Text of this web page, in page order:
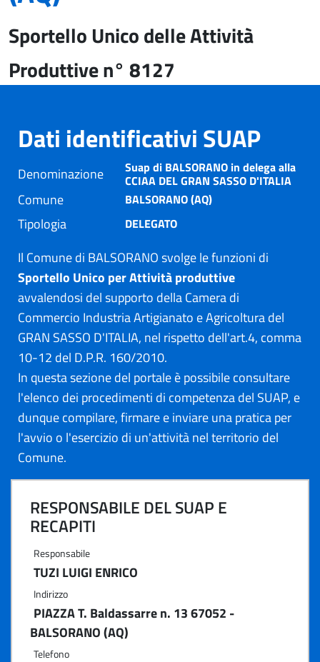
Sportello Unico delle Attività
Produttive n° 8127
Dati identificativi SUAP
Denominazione Suap di BALSORANO in delega alla
CCIAA DEL GRAN SASSO D'ITALIA
Comune BALSORANO (AQ)
Tipologia DELEGATO
Il Comune di BALSORANO svolge le funzioni di
Sportello Unico per Attività produttive
avvalendosi del supporto della Camera di
Commercio Industria Artigianato e Agricoltura del
GRAN SASSO D'ITALIA, nel rispetto dell'art.4, comma
10-12 del D.P.R. 160/2010.
In questa sezione del portale è possibile consultare
l'elenco dei procedimenti di competenza del SUAP, e
dunque compilare, firmare e inviare una pratica per
l'avvio o l'esercizio di un'attività nel territorio del
Comune.
RESPONSABILE DEL SUAP E
RECAPITI
Responsabile
TUZI LUIGI ENRICO
Indirizzo
PIAZZA T. Baldassarre n. 13 67052 -
BALSORANO (AQ)
Telefono